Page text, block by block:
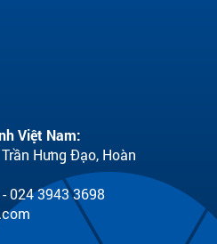
Việt Nam:
Hưng Đạo, Hoàn
024 3943 3698